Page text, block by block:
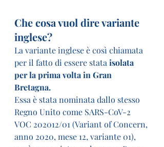
Che cosa vuol dire variante
inglese?
La variante inglese è così chiamata
per il fatto di essere stata isolata
per la prima volta in Gran
Bretagna.
Essa è stata nominata dallo stesso
Regno Unito come SARS-CoV-2
VOC 202012/01 (Variant of Concern,
anno 2020, mese 12, variante 01),